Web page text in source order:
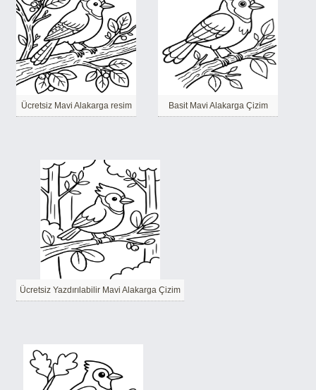
Ücretsiz Mavi Alakarga resim Basit Mavi Alakarga Çizim
Ücretsiz Yazdırılabilir Mavi Alakarga Çizim